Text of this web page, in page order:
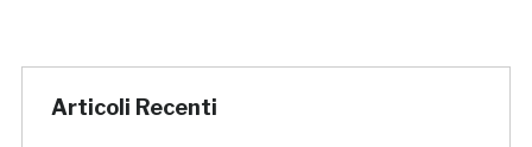
Articoli Recenti